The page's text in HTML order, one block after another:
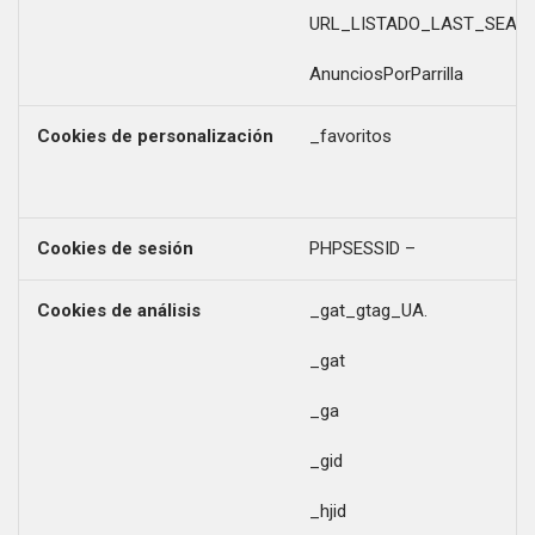
AnunciosPorParrilla
Cookies de personalización _favoritos
Cookies de sesión PHPSESSID –
Cookies de análisis _gat_gtag_UA.
_gat
_ga
_gid
_hjid